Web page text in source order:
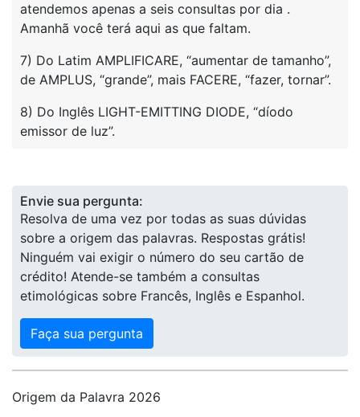
atendemos apenas a seis consultas por dia .
Amanhã você terá aqui as que faltam.
7) Do Latim AMPLIFICARE, “aumentar de tamanho”,
de AMPLUS, “grande”, mais FACERE, “fazer, tornar”.
8) Do Inglês LIGHT-EMITTING DIODE, “díodo
emissor de luz”.
Envie sua pergunta:
Resolva de uma vez por todas as suas dúvidas
sobre a origem das palavras. Respostas grátis!
Ninguém vai exigir o número do seu cartão de
crédito! Atende-se também a consultas
etimológicas sobre Francês, Inglês e Espanhol.
Faça sua pergunta
Origem da Palavra 2026